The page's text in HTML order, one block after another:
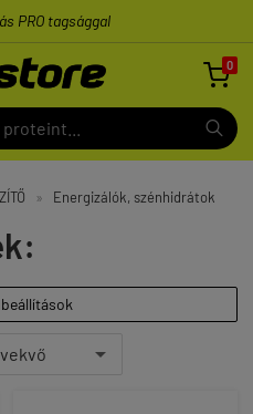
PRO tagsággal
0

» Energizálók, szénhidrátok